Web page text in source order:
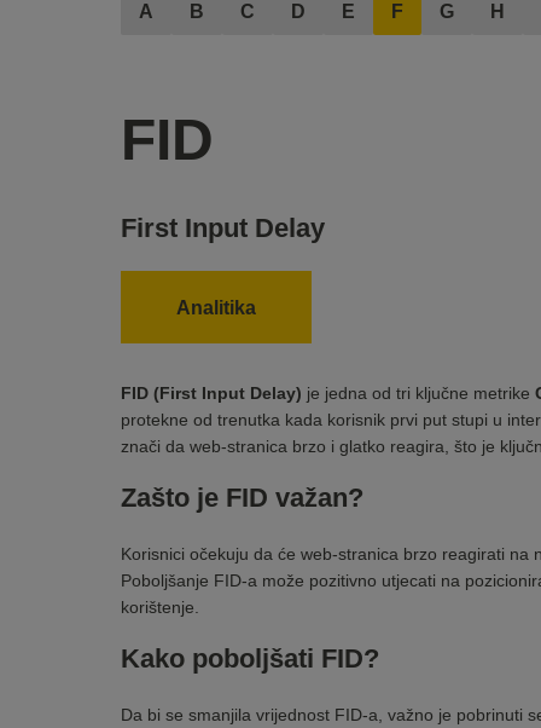
A B C D E F G H
FID
First Input Delay
Analitika
FID (First Input Delay) je jedna od tri ključne metrike
protekne od trenutka kada korisnik prvi put stupi u
znači da web-stranica brzo i glatko reagira, što je
Zašto je FID važan?
Korisnici očekuju da će web-stranica brzo reagirati na
Poboljšanje FID-a može pozitivno utjecati na
korištenje.
Kako poboljšati FID?
Da bi se smanjila vrijednost FID-a, važno je pobrinuti